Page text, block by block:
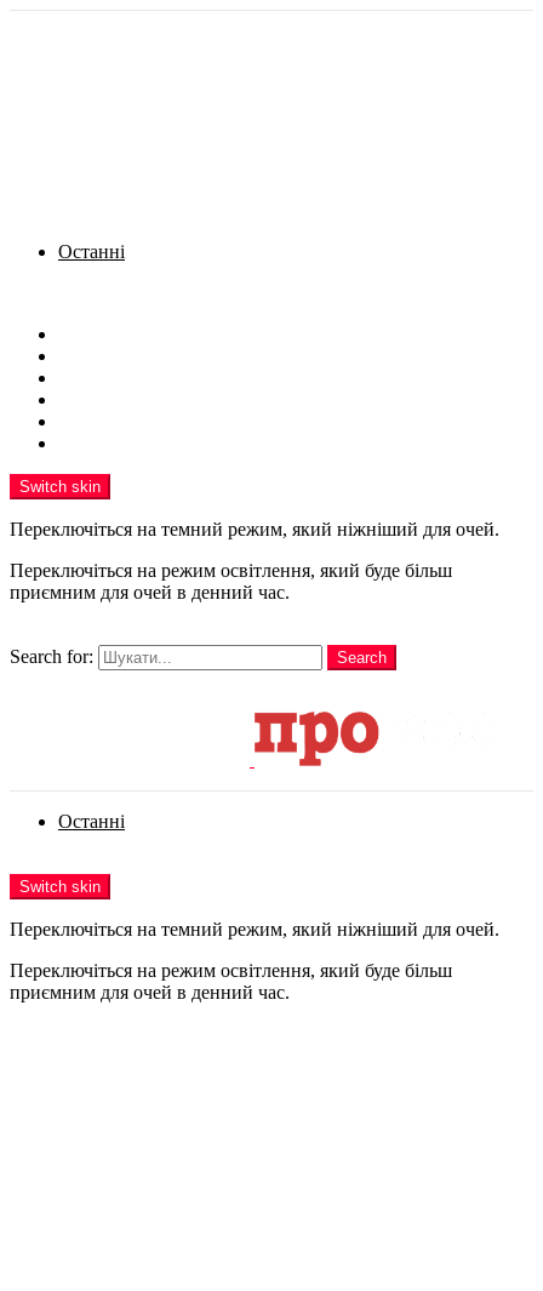
Останні
Switch skin
Переключіться на темний режим, який ніжніший для очей.
Переключіться на режим освітлення, який буде більш
приємним для очей в денний час.
Search for:
Search
Останні
Switch skin
Переключіться на темний режим, який ніжніший для очей.
Переключіться на режим освітлення, який буде більш
приємним для очей в денний час.